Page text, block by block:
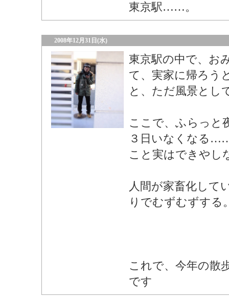
東京駅……。
2008年12月31日(水)
東京駅の中で、お
て、実家に帰ろう
と、ただ風景とし
ここで、ふらっと
３日いなくなる
こと実はできや
人間が家畜化して
りでむずむずする
これで、今年の
です